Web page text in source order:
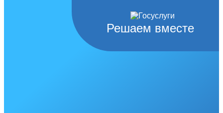
Решаем вместе